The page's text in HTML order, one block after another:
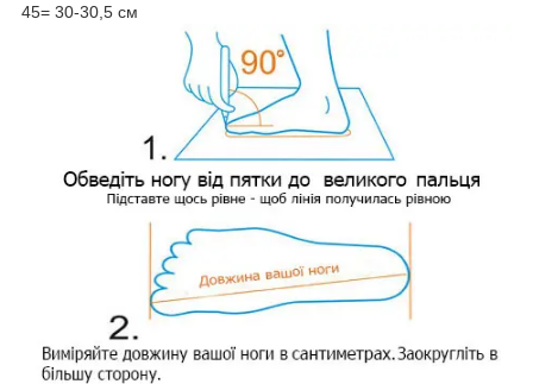
45= 30-30,5 см